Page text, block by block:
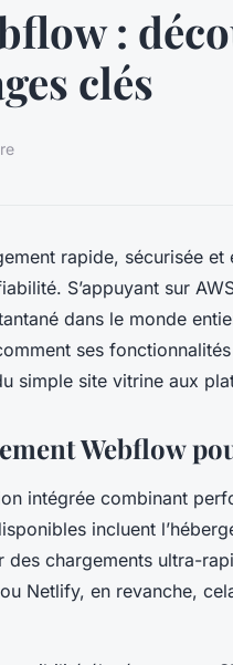
:
clés
rapide, sécurisée et
S’appuyant sur
dans le monde
ses
simple site vitrine aux
Webflow
intégrée combinant
incluent
chargements ultra-
Netlify, en revanche,